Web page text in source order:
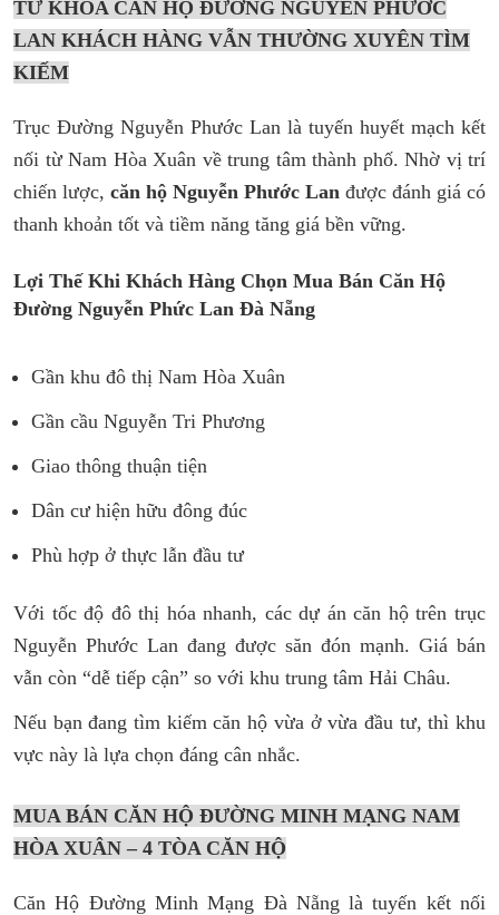
TỪ KHÓA CĂN HỘ ĐƯỜNG NGUYỄN PHƯỚC
LAN KHÁCH HÀNG VẪN THƯỜNG XUYÊN TÌM
KIẾM
Trục Đường Nguyễn Phước Lan là tuyến huyết mạch kết
nối từ Nam Hòa Xuân về trung tâm thành phố. Nhờ vị trí
chiến lược, căn hộ Nguyễn Phước Lan được đánh giá có
thanh khoản tốt và tiềm năng tăng giá bền vững.
Lợi Thế Khi Khách Hàng Chọn Mua Bán Căn Hộ
Đường Nguyễn Phức Lan Đà Nẵng
Gần khu đô thị Nam Hòa Xuân
Gần cầu Nguyễn Tri Phương
Giao thông thuận tiện
Dân cư hiện hữu đông đúc
Phù hợp ở thực lẫn đầu tư
Với tốc độ đô thị hóa nhanh, các dự án căn hộ trên trục
Nguyễn Phước Lan đang được săn đón mạnh. Giá bán
vẫn còn “dễ tiếp cận” so với khu trung tâm Hải Châu.
Nếu bạn đang tìm kiếm căn hộ vừa ở vừa đầu tư, thì khu
vực này là lựa chọn đáng cân nhắc.
MUA BÁN CĂN HỘ ĐƯỜNG MINH MẠNG NAM
HÒA XUÂN – 4 TÒA CĂN HỘ
Căn Hộ Đường Minh Mạng Đà Nẵng là tuyến kết nối